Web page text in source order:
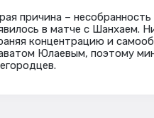
причина –
в матче с Шанхаем.
концентрацию и
Юлаевым, поэтому